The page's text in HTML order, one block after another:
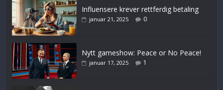
Influensere krever rettferdig betaling
januar 21, 2025 0
Nytt gameshow: Peace or No Peace!
januar 17, 2025 1